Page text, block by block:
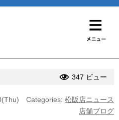
347 ビュー
Categories: 松阪店ニュース
店舗ブログ